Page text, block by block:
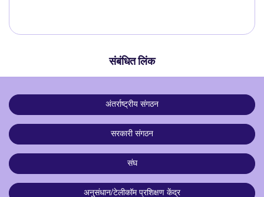
संबंधित लिंक
अंतर्राष्ट्रीय संगठन
सरकारी संगठन
संघ
अनुसंधान/टेलीकॉम प्रशिक्षण केंद्र